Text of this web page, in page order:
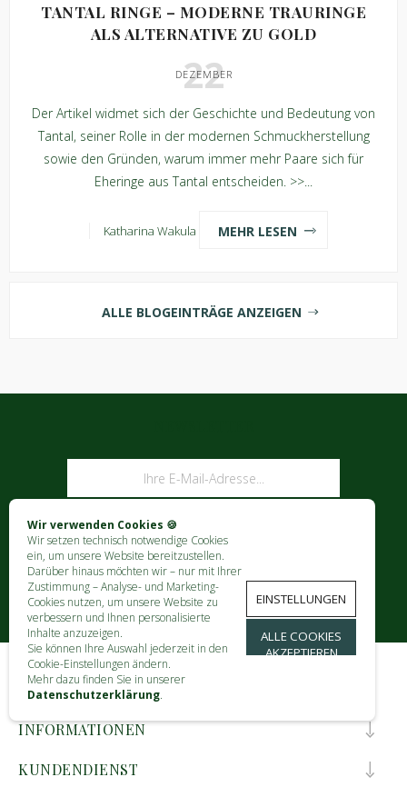
TANTAL RINGE – MODERNE TRAURINGE
ALS ALTERNATIVE ZU GOLD
22
DEZEMBER
Der Artikel widmet sich der Geschichte und Bedeutung von
Tantal, seiner Rolle in der modernen Schmuckherstellung
sowie den Gründen, warum immer mehr Paare sich für
Eheringe aus Tantal entscheiden. >>...
Katharina Wakula MEHR LESEN
ALLE BLOGEINTRÄGE ANZEIGEN
Wir verwenden Cookies 🍪
Wir setzen technisch notwendige Cookies
ein, um unsere Website bereitzustellen.
Darüber hinaus möchten wir – nur mit Ihrer
Zustimmung – Analyse- und Marketing-
Cookies nutzen, um unsere Website zu
verbessern und Ihnen personalisierte
Inhalte anzuzeigen.
Sie können Ihre Auswahl jederzeit in den
Cookie-Einstellungen ändern.
Mehr dazu finden Sie in unserer
Datenschutzerklärung.
EINSTELLUNGEN
ALLE COOKIES
AKZEPTIEREN
ABONNIEREN
KONTAKT
INFORMATIONEN
KUNDENDIENST